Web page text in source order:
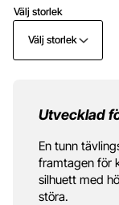
Välj storlek
Välj storlek
Utvecklad
En tunn
framtagen för
silhuett med
störa.